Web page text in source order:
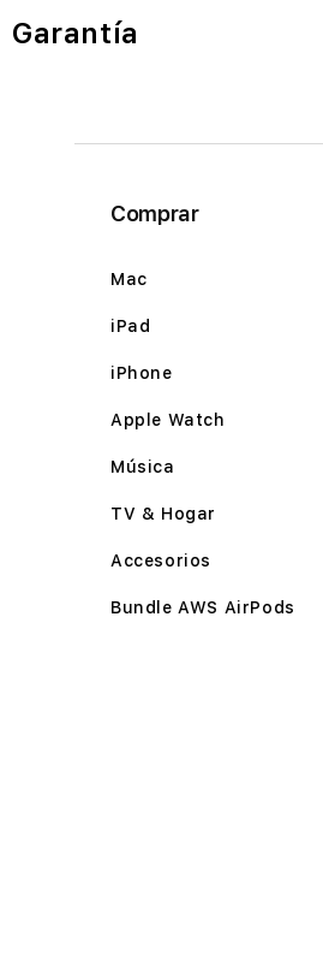
Garantía
Comprar
Mac
iPad
iPhone
Apple Watch
Música
TV & Hogar
Accesorios
Bundle AWS AirPods